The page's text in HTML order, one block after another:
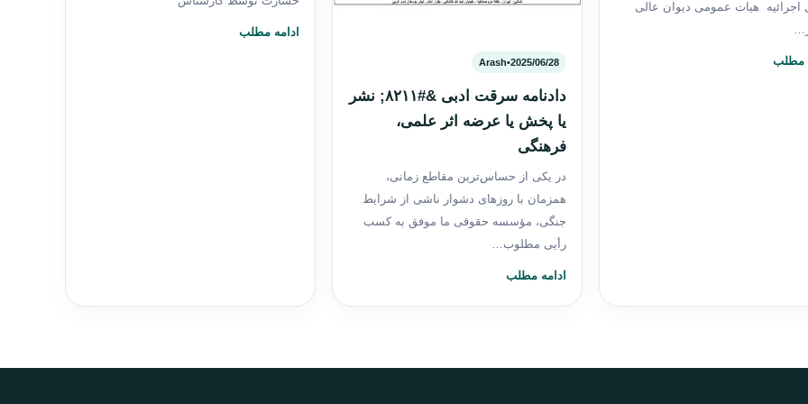
اجرائیه هیات عمومی دیوان عالی
مطلب 2025/06/28
•
Arash
دادنامه سرقت ادبی &#۸۲۱۱; نشر
یا پخش یا عرضه اثر علمی،
فرهنگی
در یکی از حساس‌ترین مقاطع زمانی،
همزمان با روزهای دشوار ناشی از شرایط
جنگی، مؤسسه حقوقی ما موفق به کسب
رأیی مطلوب…
ادامه مطلب
ادامه مطلب